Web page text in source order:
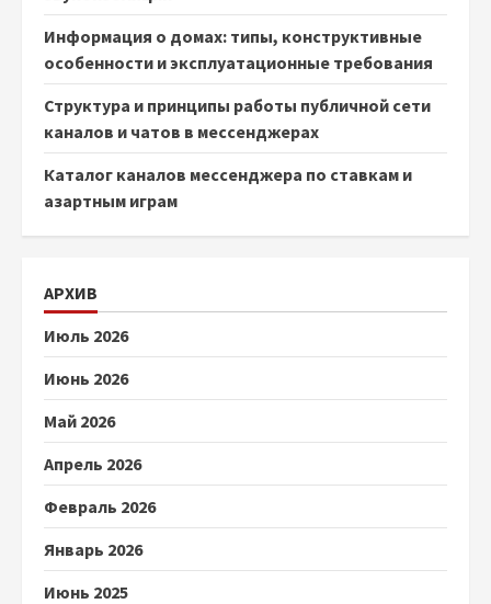
Информация о домах: типы, конструктивные
особенности и эксплуатационные требования
Структура и принципы работы публичной сети
каналов и чатов в мессенджерах
Каталог каналов мессенджера по ставкам и
азартным играм
АРХИВ
Июль 2026
Июнь 2026
Май 2026
Апрель 2026
Февраль 2026
Январь 2026
Июнь 2025